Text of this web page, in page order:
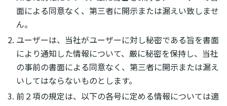
面による同意なく、第三者に開示または漏えい致しませ
ん。
ユーザーは、当社がユーザーに対し秘密である旨を書面
により通知した情報について、厳に秘密を保持し、当社
の事前の書面による同意なく、第三者に開示または漏え
いしてはならないものとします。
前２項の規定は、以下の各号に定める情報については適